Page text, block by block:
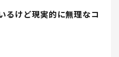
るけど現実的に無理なコ